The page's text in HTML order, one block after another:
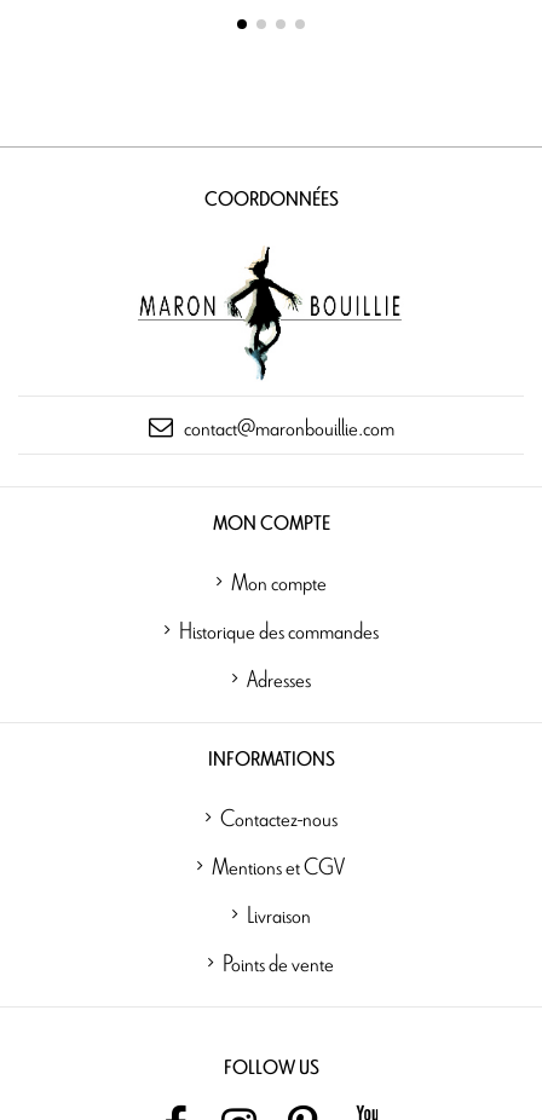
COORDONNÉES
contact@maronbouillie.com
MON COMPTE
Mon compte
Historique des commandes
Adresses
INFORMATIONS
Contactez-nous
Mentions et CGV
Livraison
Points de vente
FOLLOW US